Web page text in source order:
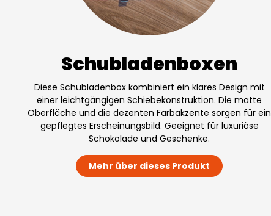
Schubladenboxen
Diese Schubladenbox kombiniert ein klares Design mit
einer leichtgängigen Schiebekonstruktion. Die matte
Oberfläche und die dezenten Farbakzente sorgen für ein
gepflegtes Erscheinungsbild. Geeignet für luxuriöse
Schokolade und Geschenke.
Mehr über dieses Produkt